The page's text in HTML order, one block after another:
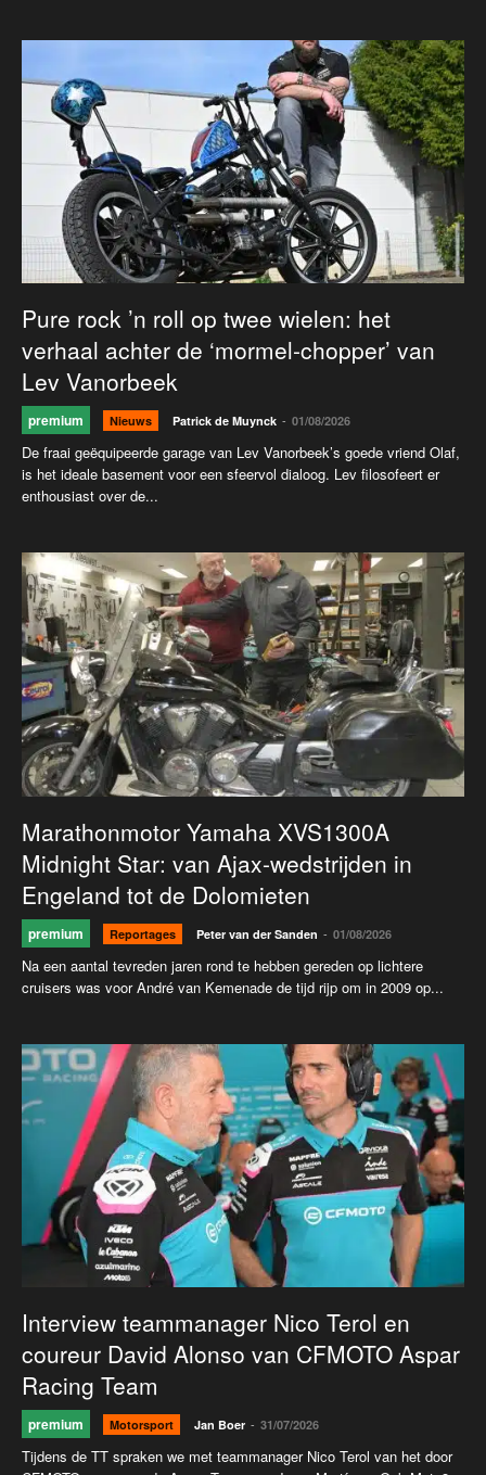
Pure rock ’n roll op twee wielen: het
verhaal achter de ‘mormel-chopper’ van
Lev Vanorbeek
premium Nieuws Patrick de Muynck - 01/08/2026
De fraai geëquipeerde garage van Lev Vanorbeek’s goede vriend Olaf,
is het ideale basement voor een sfeervol dialoog. Lev filosofeert er
enthousiast over de...
Marathonmotor Yamaha XVS1300A
Midnight Star: van Ajax-wedstrijden in
Engeland tot de Dolomieten
premium Reportages Peter van der Sanden - 01/08/2026
Na een aantal tevreden jaren rond te hebben gereden op lichtere
cruisers was voor André van Kemenade de tijd rijp om in 2009 op...
Interview teammanager Nico Terol en
coureur David Alonso van CFMOTO Aspar
Racing Team
premium Motorsport Jan Boer - 31/07/2026
Tijdens de TT spraken we met teammanager Nico Terol van het door